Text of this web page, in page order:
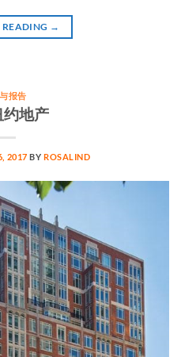
→
报告
地产
2017 BYROSALIND